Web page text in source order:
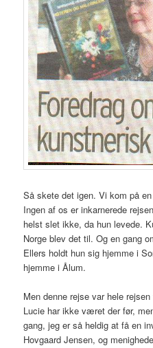
Så skete det igen. Vi kom på
Ingen af os er inkarnerede
helst slet ikke, da hun levede.
Norge blev det til. Og en gang
Ellers holdt hun sig hjemme i
hjemme i Ålum.
Men denne rejse var hele
Lucie har ikke været der før,
gang, jeg er så heldig at få en
Hovgaard Jensen, og